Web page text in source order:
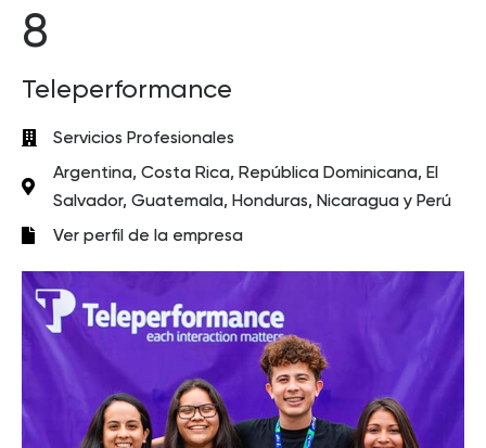
8
Teleperformance
Servicios Profesionales
Argentina, Costa Rica, República Dominicana, El
Salvador, Guatemala, Honduras, Nicaragua y Perú
Ver perfil de la empresa